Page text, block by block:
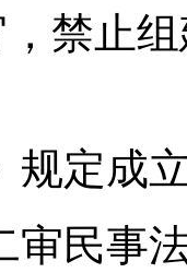
禁止
规定成
审民事